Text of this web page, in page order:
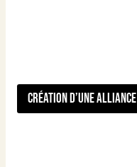
Création d’une alliance